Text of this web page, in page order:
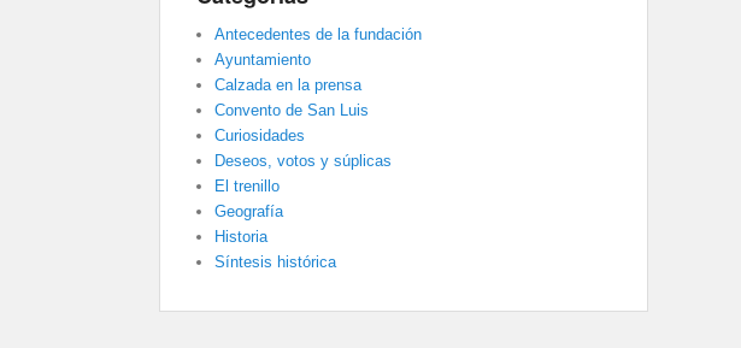
Antecedentes de la fundación
Ayuntamiento
Calzada en la prensa
Convento de San Luis
Curiosidades
Deseos, votos y súplicas
El trenillo
Geografía
Historia
Síntesis histórica